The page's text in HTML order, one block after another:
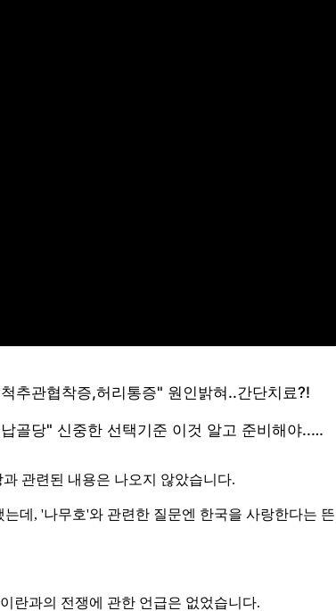
관련된 내용은 나오지 않았습니다.
데, '나무호'와 관련한 질문엔 한국을 사랑한다는
란과의 전쟁에 관한 언급은 없었습니다.